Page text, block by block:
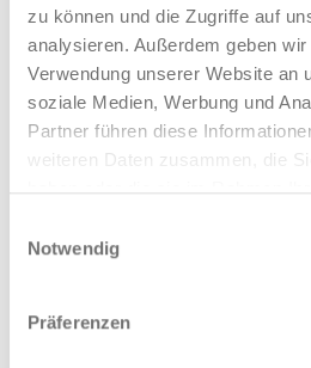
zu können und die Zugriffe auf
analysieren. Außerdem geben
Verwendung unserer Website an
soziale Medien, Werbung und
Partner führen diese
weiteren Daten zusammen, die
haben oder die sie im Rahmen
Notwendig
Präferenzen
Oder gern direkt